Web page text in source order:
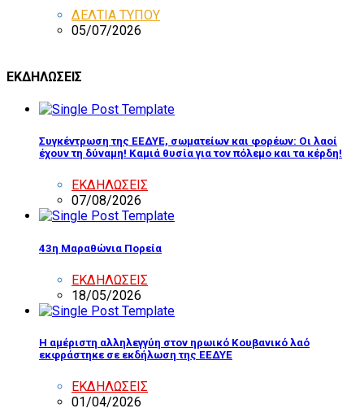
ΔΕΛΤΙΑ ΤΥΠΟΥ
05/07/2026
ΕΚΔΗΛΩΣΕΙΣ
Συγκέντρωση της ΕΕΔΥΕ, σωματείων και φορέων: Οι λαοί
έχουν τη δύναμη! Καμιά θυσία για τον πόλεμο και τα κέρδη!
ΕΚΔΗΛΩΣΕΙΣ
07/08/2026
43η Μαραθώνια Πορεία
ΕΚΔΗΛΩΣΕΙΣ
18/05/2026
Η αμέριστη αλληλεγγύη στον ηρωικό Κουβανικό λαό
εκφράστηκε σε εκδήλωση της ΕΕΔΥΕ
ΕΚΔΗΛΩΣΕΙΣ
01/04/2026